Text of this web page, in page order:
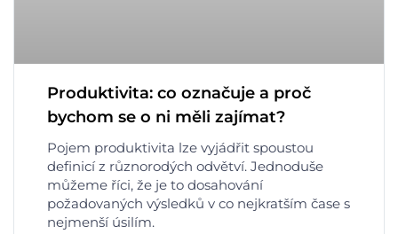
Produktivita: co označuje a proč
bychom se o ni měli zajímat?
Pojem produktivita lze vyjádřit spoustou
definicí z různorodých odvětví. Jednoduše
můžeme říci, že je to dosahování
požadovaných výsledků v co nejkratším čase s
nejmenší úsilím.